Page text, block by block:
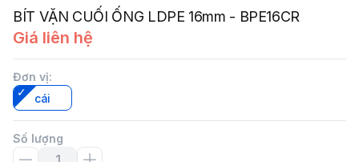
BÍT VẶN CUỐI ỐNG LDPE 16mm - BPE16CR
Giá liên hệ
Đơn vị:
cái
Số lượng